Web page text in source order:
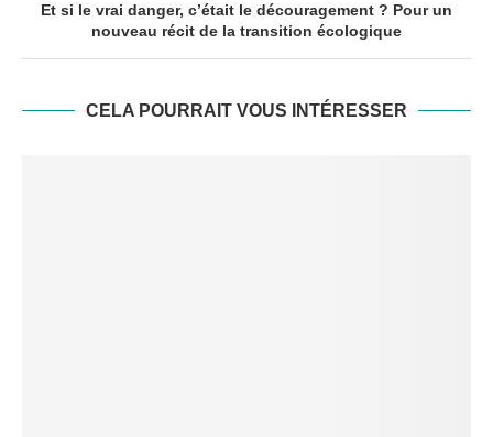
Et si le vrai danger, c’était le découragement ? Pour un
nouveau récit de la transition écologique
CELA POURRAIT VOUS INTÉRESSER